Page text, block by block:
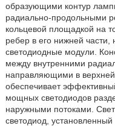
образующими контур
радиально-продольными
кольцевой площадкой на
ребер в его нижней части,
светодиодные модули.
между внутренними
направляющими в верхней
обеспечивает
мощных светодиодов
наружными потоками.
светодиод,